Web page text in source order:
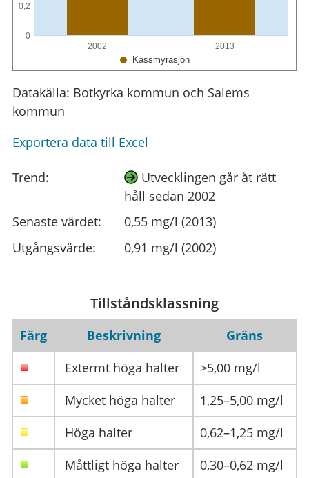
Kassmyrasjön
2002 2013
0
0,2
Datakälla: Botkyrka kommun och Salems
kommun
Exportera data till Excel
Trend:
Utvecklingen går åt rätt
håll sedan 2002
Senaste värdet:
0,55 mg/l (2013)
Utgångsvärde:
0,91 mg/l (2002)
Tillståndsklassning
Färg Beskrivning
Gräns
Extermt höga halter
>5,00 mg/l
Mycket höga halter
1,25–5,00 mg/l
Höga halter
0,62–1,25 mg/l
Måttligt höga halter
0,30–0,62 mg/l